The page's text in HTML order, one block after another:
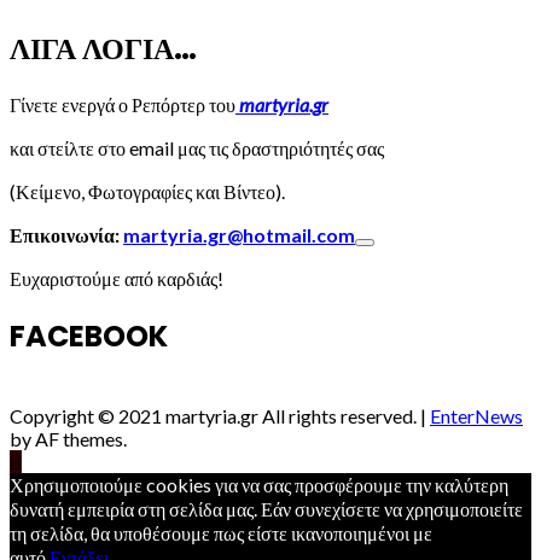
ΛΙΓΑ ΛΟΓΙΑ…
Γίνετε ενεργά ο Ρεπόρτερ τουmartyria.gr
και στείλτε στο email μας τις δραστηριότητές σας
(Κείμενο, Φωτογραφίες και Βίντεο).
Επικοινωνία: martyria.gr@hotmail.com
Ευχαριστούμε από καρδιάς!
FACEBOOK
Copyright © 2021 martyria.gr All rights reserved. | EnterNews
by AF themes.
Χρησιμοποιούμε cookies για να σας προσφέρουμε την καλύτερη
δυνατή εμπειρία στη σελίδα μας. Εάν συνεχίσετε να χρησιμοποιείτε
τη σελίδα, θα υποθέσουμε πως είστε ικανοποιημένοι με